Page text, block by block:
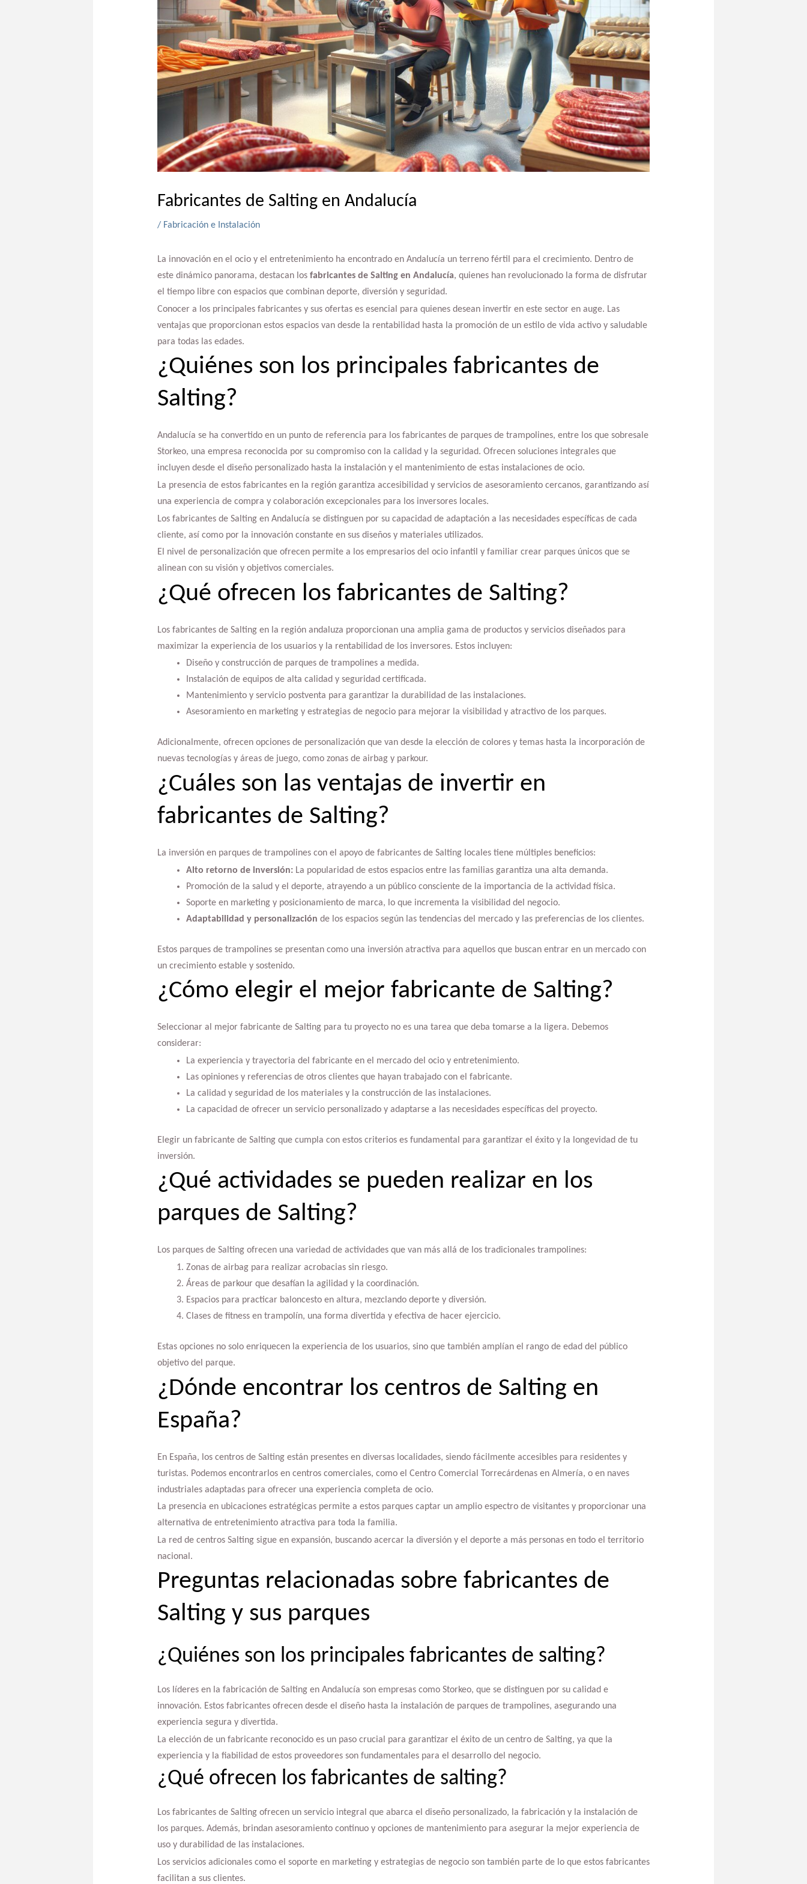
Fabricantes de Salting en Andalucía
/ Fabricación e Instalación
La innovación en el ocio y el entretenimiento ha encontrado en Andalucía un terreno fértil para el crecimiento. Dentro de
este dinámico panorama, destacan los fabricantes de Salting en Andalucía, quienes han revolucionado la forma de disfrutar
el tiempo libre con espacios que combinan deporte, diversión y seguridad.
Conocer a los principales fabricantes y sus ofertas es esencial para quienes desean invertir en este sector en auge. Las
ventajas que proporcionan estos espacios van desde la rentabilidad hasta la promoción de un estilo de vida activo y saludable
para todas las edades.
¿Quiénes son los principales fabricantes de
Salting?
Andalucía se ha convertido en un punto de referencia para los fabricantes de parques de trampolines, entre los que sobresale
Storkeo, una empresa reconocida por su compromiso con la calidad y la seguridad. Ofrecen soluciones integrales que
incluyen desde el diseño personalizado hasta la instalación y el mantenimiento de estas instalaciones de ocio.
La presencia de estos fabricantes en la región garantiza accesibilidad y servicios de asesoramiento cercanos, garantizando así
una experiencia de compra y colaboración excepcionales para los inversores locales.
Los fabricantes de Salting en Andalucía se distinguen por su capacidad de adaptación a las necesidades específicas de cada
cliente, así como por la innovación constante en sus diseños y materiales utilizados.
El nivel de personalización que ofrecen permite a los empresarios del ocio infantil y familiar crear parques únicos que se
alinean con su visión y objetivos comerciales.
¿Qué ofrecen los fabricantes de Salting?
Los fabricantes de Salting en la región andaluza proporcionan una amplia gama de productos y servicios diseñados para
maximizar la experiencia de los usuarios y la rentabilidad de los inversores. Estos incluyen:
Diseño y construcción de parques de trampolines a medida.
Instalación de equipos de alta calidad y seguridad certificada.
Mantenimiento y servicio postventa para garantizar la durabilidad de las instalaciones.
Asesoramiento en marketing y estrategias de negocio para mejorar la visibilidad y atractivo de los parques.
Adicionalmente, ofrecen opciones de personalización que van desde la elección de colores y temas hasta la incorporación de
nuevas tecnologías y áreas de juego, como zonas de airbag y parkour.
¿Cuáles son las ventajas de invertir en
fabricantes de Salting?
La inversión en parques de trampolines con el apoyo de fabricantes de Salting locales tiene múltiples beneficios:
Alto retorno de inversión:La popularidad de estos espacios entre las familias garantiza una alta demanda.
Promoción de la salud y el deporte, atrayendo a un público consciente de la importancia de la actividad física.
Soporte en marketing y posicionamiento de marca, lo que incrementa la visibilidad del negocio.
Adaptabilidad y personalización de los espacios según las tendencias del mercado y las preferencias de los clientes.
Estos parques de trampolines se presentan como una inversión atractiva para aquellos que buscan entrar en un mercado con
un crecimiento estable y sostenido.
¿Cómo elegir el mejor fabricante de Salting?
Seleccionar al mejor fabricante de Salting para tu proyecto no es una tarea que deba tomarse a la ligera. Debemos
considerar:
La experiencia y trayectoria del fabricante en el mercado del ocio y entretenimiento.
Las opiniones y referencias de otros clientes que hayan trabajado con el fabricante.
La calidad y seguridad de los materiales y la construcción de las instalaciones.
La capacidad de ofrecer un servicio personalizado y adaptarse a las necesidades específicas del proyecto.
Elegir un fabricante de Salting que cumpla con estos criterios es fundamental para garantizar el éxito y la longevidad de tu
inversión.
¿Qué actividades se pueden realizar en los
parques de Salting?
Los parques de Salting ofrecen una variedad de actividades que van más allá de los tradicionales trampolines:
Zonas de airbag para realizar acrobacias sin riesgo.
Áreas de parkour que desafían la agilidad y la coordinación.
Espacios para practicar baloncesto en altura, mezclando deporte y diversión.
Clases de fitness en trampolín, una forma divertida y efectiva de hacer ejercicio.
Estas opciones no solo enriquecen la experiencia de los usuarios, sino que también amplían el rango de edad del público
objetivo del parque.
¿Dónde encontrar los centros de Salting en
España?
En España, los centros de Salting están presentes en diversas localidades, siendo fácilmente accesibles para residentes y
turistas. Podemos encontrarlos en centros comerciales, como el Centro Comercial Torrecárdenas en Almería, o en naves
industriales adaptadas para ofrecer una experiencia completa de ocio.
La presencia en ubicaciones estratégicas permite a estos parques captar un amplio espectro de visitantes y proporcionar una
alternativa de entretenimiento atractiva para toda la familia.
La red de centros Salting sigue en expansión, buscando acercar la diversión y el deporte a más personas en todo el territorio
nacional.
Preguntas relacionadas sobre fabricantes de
Salting y sus parques
¿Quiénes son los principales fabricantes de salting?
Los líderes en la fabricación de Salting en Andalucía son empresas como Storkeo, que se distinguen por su calidad e
innovación. Estos fabricantes ofrecen desde el diseño hasta la instalación de parques de trampolines, asegurando una
experiencia segura y divertida.
La elección de un fabricante reconocido es un paso crucial para garantizar el éxito de un centro de Salting, ya que la
experiencia y la fiabilidad de estos proveedores son fundamentales para el desarrollo del negocio.
¿Qué ofrecen los fabricantes de salting?
Los fabricantes de Salting ofrecen un servicio integral que abarca el diseño personalizado, la fabricación y la instalación de
los parques. Además, brindan asesoramiento continuo y opciones de mantenimiento para asegurar la mejor experiencia de
uso y durabilidad de las instalaciones.
Los servicios adicionales como el soporte en marketing y estrategias de negocio son también parte de lo que estos fabricantes
facilitan a sus clientes.